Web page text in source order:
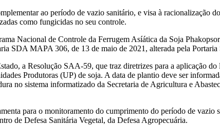
ao período de vazio sanitário, e visa à racionalização
como fungicidas no seu controle.
Nacional de Controle da Ferrugem Asíática da Soja
SDA MAPA 306, de 13 de maio de 2021, alterada pela
a Resolução SAA-59, que traz diretrizes para a aplicação
Produtoras (UP) de soja. A data de plantio deve ser
no sistema informatizado da Secretaria de Agricultura e
para o monitoramento do cumprimento do período de
de Defesa Sanitária Vegetal, da Defesa Agropecuária.